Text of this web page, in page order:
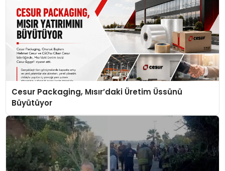
Cesur Packaging, Mısır’daki Üretim Üssünü
Büyütüyor